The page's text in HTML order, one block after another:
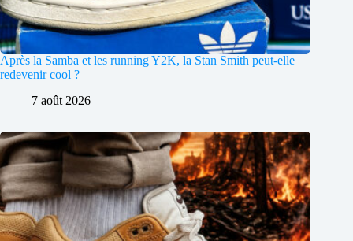
Après la Samba et les running Y2K, la Stan Smith peut-elle
redevenir cool ?
7 août 2026